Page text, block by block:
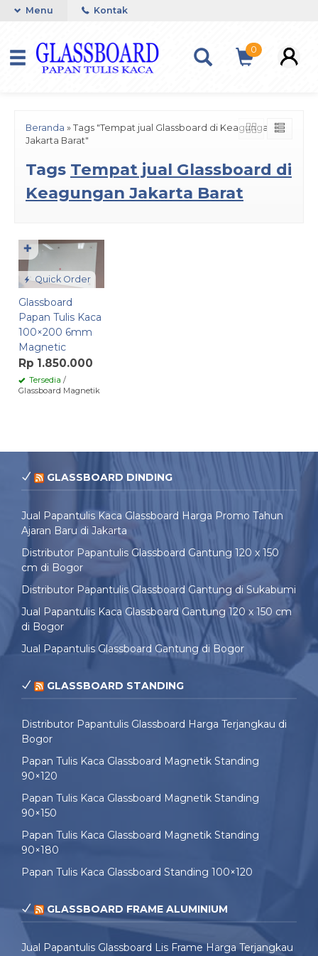
Menu Kontak
0
Beranda » Tags "Tempat jual Glassboard di Keagungan
Jakarta Barat"
Tags Tempat jual Glassboard di
Keagungan Jakarta Barat
Quick Order
Glassboard
Papan Tulis Kaca
100×200 6mm
Magnetic
Rp 1.850.000
Tersedia /
Glassboard Magnetik
✚
GLASSBOARD DINDING
Jual Papantulis Kaca Glassboard Harga Promo Tahun
Ajaran Baru di Jakarta
Distributor Papantulis Glassboard Gantung 120 x 150
cm di Bogor
Distributor Papantulis Glassboard Gantung di Sukabumi
Jual Papantulis Kaca Glassboard Gantung 120 x 150 cm
di Bogor
Jual Papantulis Glassboard Gantung di Bogor
GLASSBOARD STANDING
Distributor Papantulis Glassboard Harga Terjangkau di
Bogor
Papan Tulis Kaca Glassboard Magnetik Standing
90×120
Papan Tulis Kaca Glassboard Magnetik Standing
90×150
Papan Tulis Kaca Glassboard Magnetik Standing
90×180
Papan Tulis Kaca Glassboard Standing 100×120
GLASSBOARD FRAME ALUMINIUM
Jual Papantulis Glassboard Lis Frame Harga Terjangkau